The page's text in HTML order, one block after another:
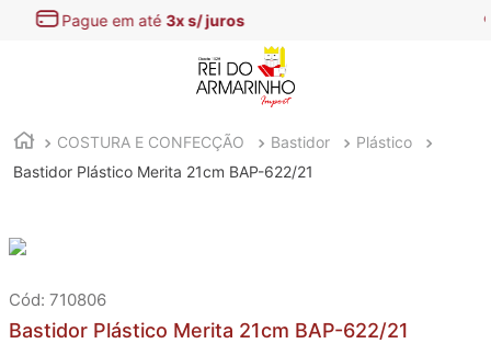
Encontre aqui as
COSTURA E CONFECÇÃO Bastidor
Plástico
Bastidor Plástico Merita 21cm BAP-622/21
: 710806
Bastidor Plástico Merita 21cm BAP-622/21